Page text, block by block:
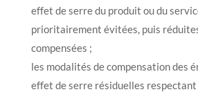
effet de serre du produit ou du
prioritairement évitées, puis
compensées ;
les modalités de compensation des
effet de serre résiduelles respectant